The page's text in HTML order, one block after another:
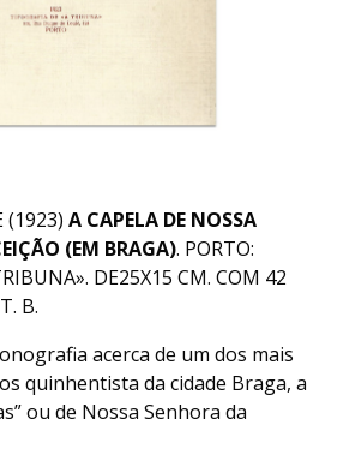
(1923) A CAPELA DE NOSSA
(EM BRAGA). PORTO:
DE25X15 CM. COM 42
B.
acerca de um dos mais
quinhentista da cidade Braga, a
ou de Nossa Senhora da